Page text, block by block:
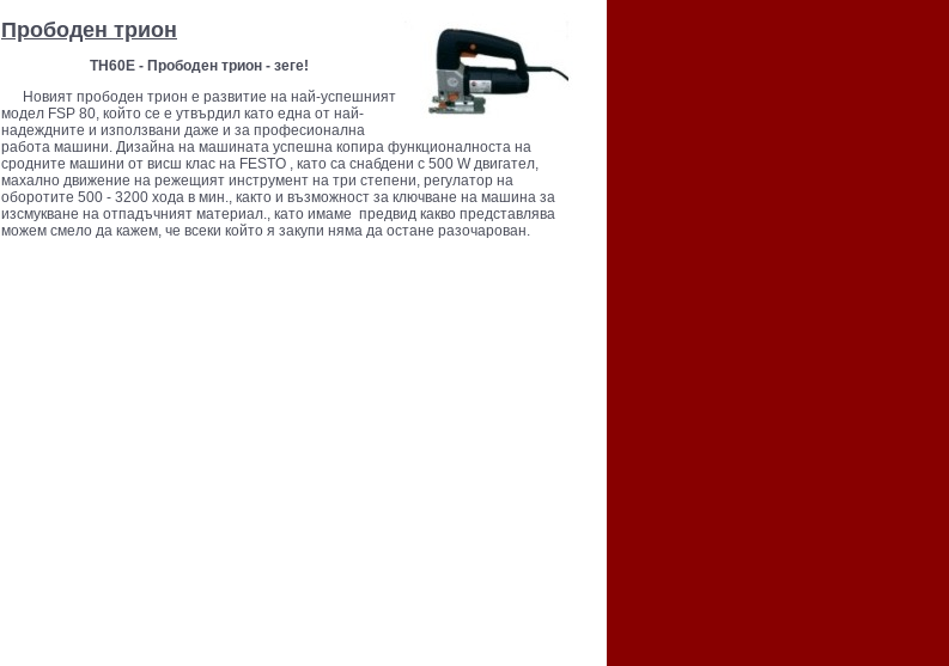
Прободен трион
ТН60Е - Прободен трион - зеге!
Новият прободен трион е развитие на най-успешният
модел FSP 80, който се е утвърдил като една от най-
надеждните и използвани даже и за професионална
работа машини. Дизайна на машината успешна копира функционалноста на
сродните машини от висш клас на FESTO , като са снабдени с 500 W двигател,
махално движение на режещият инструмент на три степени, регулатор на
оборотите 500 - 3200 хода в мин., както и възможност за ключване на машина за
изсмукване на отпадъчният материал., като имаме предвид какво представлява
можем смело да кажем, че всеки който я закупи няма да остане разочарован.